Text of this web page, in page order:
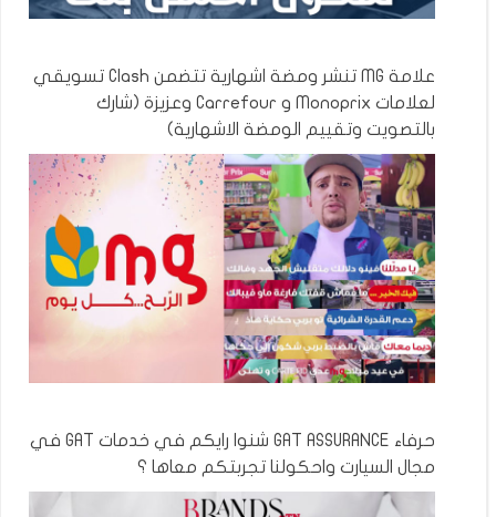
علامة MG تنشر ومضة اشهارية تتضمن Clash تسويقي
لعلامات Monoprix و Carrefour وعزيزة (شارك
بالتصويت وتقييم الومضة الاشهارية)
حرفاء GAT ASSURANCE شنوا رايكم في خدمات GAT في
مجال السيارت واحكولنا تجربتكم معاها ؟